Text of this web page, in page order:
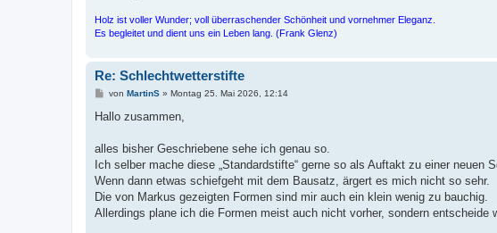
Holz ist voller Wunder; voll überraschender Schönheit und vornehmer Eleganz.
Es begleitet und dient uns ein Leben lang. (Frank Glenz)
Re: Schlechtwetterstifte
B
i
a
von MartinS» Montag 25. Mai 2026, 12:14
Hallo zusammen,
alles bisher Geschriebene sehe ich genau so.
Ich selber mache diese „Standardstifte“ gerne so als Auftakt zu einer neuen
Wenn dann etwas schiefgeht mit dem Bausatz, ärgert es mich nicht so sehr.
Die von Markus gezeigten Formen sind mir auch ein klein wenig zu bauchig.
Allerdings plane ich die Formen meist auch nicht vorher, sondern entscheide